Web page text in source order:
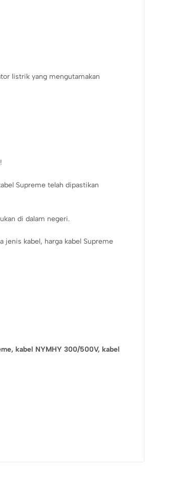
listrik yang mengutamakan
Supreme telah dipastikan
di dalam negeri.
jenis kabel, harga kabel Supreme
kabel NYMHY 300/500V, kabel